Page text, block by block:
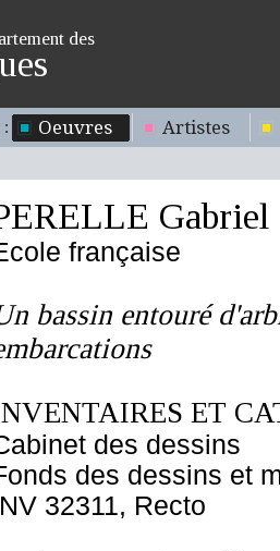
des
: Oeuvres Artistes
Gabriel
française
bassin entouré
ET
des dessins
des dessins et
32311, Recto